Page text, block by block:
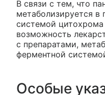
В связи с тем, что
метаболизируется в
системой цитохрома
возможность
с препаратами,
ферментной
Особые